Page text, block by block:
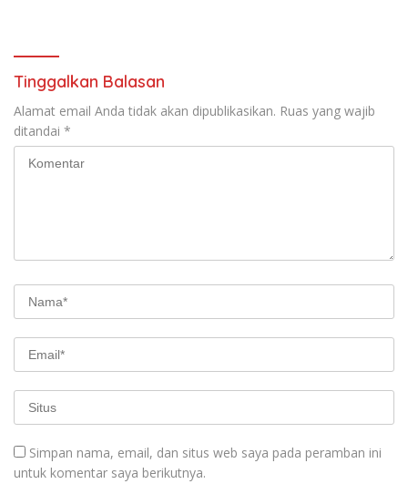
Tinggalkan Balasan
Alamat email Anda tidak akan dipublikasikan. Ruas yang wajib
ditandai *
Simpan nama, email, dan situs web saya pada peramban ini
untuk komentar saya berikutnya.